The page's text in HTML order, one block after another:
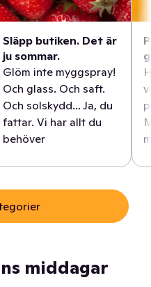
Släpp butiken. Det är
ju sommar.
Glöm inte myggspray!
Och glass. Och saft.
Och solskydd... Ja, du
fattar. Vi har allt du
behöver
middagar